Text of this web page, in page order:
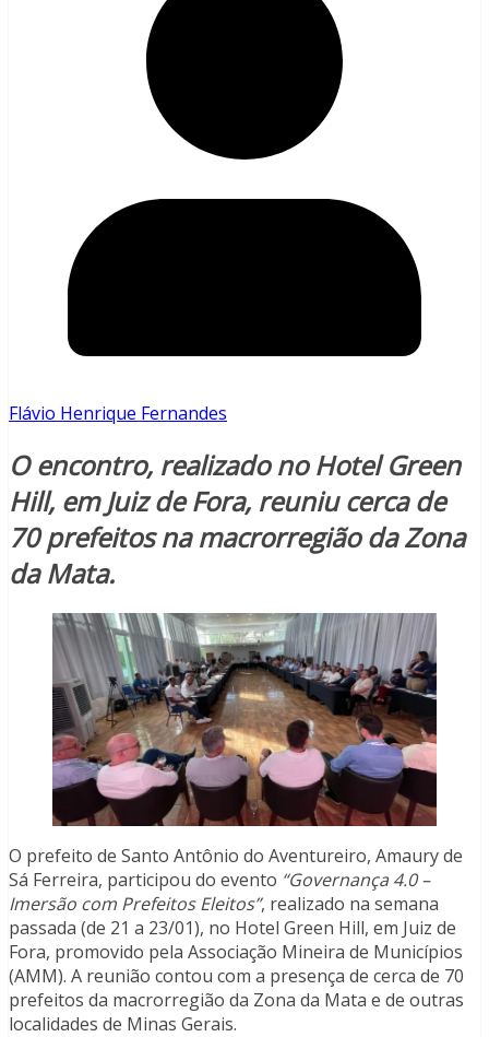
Flávio Henrique Fernandes
O encontro, realizado no Hotel Green
Hill, em Juiz de Fora, reuniu cerca de
70 prefeitos na macrorregião da Zona
da Mata.
O prefeito de Santo Antônio do Aventureiro, Amaury de
Sá Ferreira, participou do evento “Governança 4.0 –
Imersão com Prefeitos Eleitos”, realizado na semana
passada (de 21 a 23/01), no Hotel Green Hill, em Juiz de
Fora, promovido pela Associação Mineira de Municípios
(AMM). A reunião contou com a presença de cerca de 70
prefeitos da macrorregião da Zona da Mata e de outras
localidades de Minas Gerais.